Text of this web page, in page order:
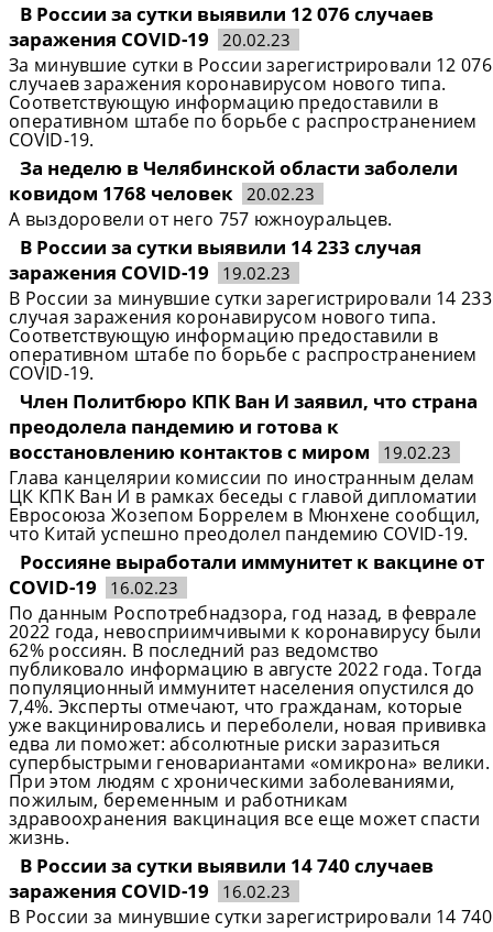
В России за сутки выявили 12 076 случаев
заражения COVID-19
20.02.23
За минувшие сутки в России зарегистрировали 12 076
случаев заражения коронавирусом нового типа.
Соответствующую информацию предоставили в
оперативном штабе по борьбе с распространением
COVID-19.
За неделю в Челябинской области заболели
ковидом 1768 человек 20.02.23
А выздоровели от него 757 южноуральцев.
В России за сутки выявили 14 233 случая
заражения COVID-19
19.02.23
В России за минувшие сутки зарегистрировали 14 233
случая заражения коронавирусом нового типа.
Соответствующую информацию предоставили в
оперативном штабе по борьбе с распространением
COVID-19.
Член Политбюро КПК Ван И заявил, что страна
преодолела пандемию и готова к
восстановлению контактов с миром
19.02.23
Глава канцелярии комиссии по иностранным делам
ЦК КПК Ван И в рамках беседы с главой дипломатии
Евросоюза Жозепом Боррелем в Мюнхене сообщил,
что Китай успешно преодолел пандемию COVID-19.
Россияне выработали иммунитет к вакцине от
COVID-19
16.02.23
По данным Роспотребнадзора, год назад, в феврале
2022 года, невосприимчивыми к коронавирусу были
62% россиян. В последний раз ведомство
публиковало информацию в августе 2022 года. Тогда
популяционный иммунитет населения опустился до
7,4%. Эксперты отмечают, что гражданам, которые
уже вакцинировались и переболели, новая прививка
едва ли поможет: абсолютные риски заразиться
супербыстрыми геновариантами «омикрона» велики.
При этом людям с хроническими заболеваниями,
пожилым, беременным и работникам
здравоохранения вакцинация все еще может спасти
жизнь.
В России за сутки выявили 14 740 случаев
заражения COVID-19
16.02.23
В России за минувшие сутки зарегистрировали 14 740